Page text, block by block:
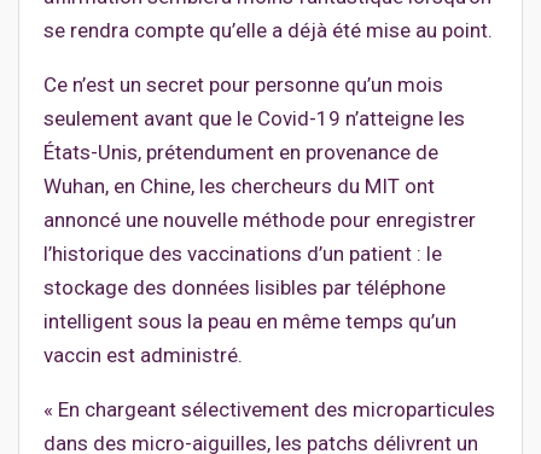
se rendra compte qu’elle a déjà été mise au point.
Ce n’est un secret pour personne qu’un mois
seulement avant que le Covid-19 n’atteigne les
États-Unis, prétendument en provenance de
Wuhan, en Chine, les chercheurs du MIT ont
annoncé une nouvelle méthode pour enregistrer
l’historique des vaccinations d’un patient : le
stockage des données lisibles par téléphone
intelligent sous la peau en même temps qu’un
vaccin est administré.
« En chargeant sélectivement des microparticules
dans des micro-aiguilles, les patchs délivrent un